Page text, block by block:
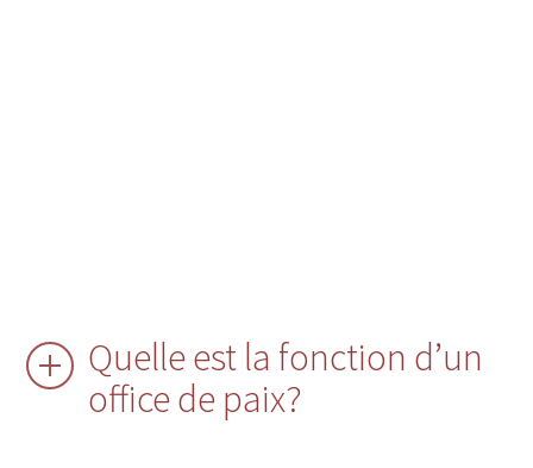
Quelle est la fonction d’un
office de paix?